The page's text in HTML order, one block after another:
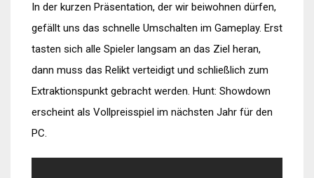
In der kurzen Präsentation, der wir beiwohnen dürfen,
gefällt uns das schnelle Umschalten im Gameplay. Erst
tasten sich alle Spieler langsam an das Ziel heran,
dann muss das Relikt verteidigt und schließlich zum
Extraktionspunkt gebracht werden. Hunt: Showdown
erscheint als Vollpreisspiel im nächsten Jahr für den
PC.